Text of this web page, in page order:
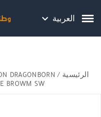
هل نزلت
العربية
الرئيسية /
DRAGONBORN
BROWM SW